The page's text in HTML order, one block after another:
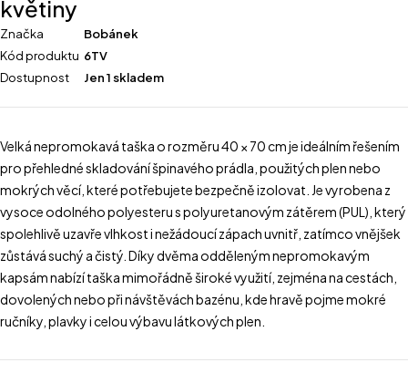
květiny
Značka
Bobánek
Kód produktu 6TV
Dostupnost
Jen 1 skladem
Velká nepromokavá taška o rozměru 40 × 70 cm je ideálním řešením
pro přehledné skladování špinavého prádla, použitých plen nebo
mokrých věcí, které potřebujete bezpečně izolovat. Je vyrobena z
vysoce odolného polyesteru s polyuretanovým zátěrem (PUL), který
spolehlivě uzavře vlhkost i nežádoucí zápach uvnitř, zatímco vnějšek
zůstává suchý a čistý. Díky dvěma odděleným nepromokavým
kapsám nabízí taška mimořádně široké využití, zejména na cestách,
dovolených nebo při návštěvách bazénu, kde hravě pojme mokré
ručníky, plavky i celou výbavu látkových plen.